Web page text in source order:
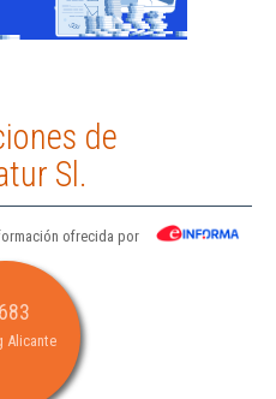
de
Sl.
ofrecida por
Alicante